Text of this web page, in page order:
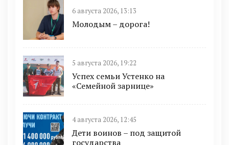
6 августа 2026, 13:13
Молодым – дорога!
5 августа 2026, 19:22
Успех семьи Устенко на
«Семейной зарнице»
4 августа 2026, 12:45
Дети воинов – под защитой
государства